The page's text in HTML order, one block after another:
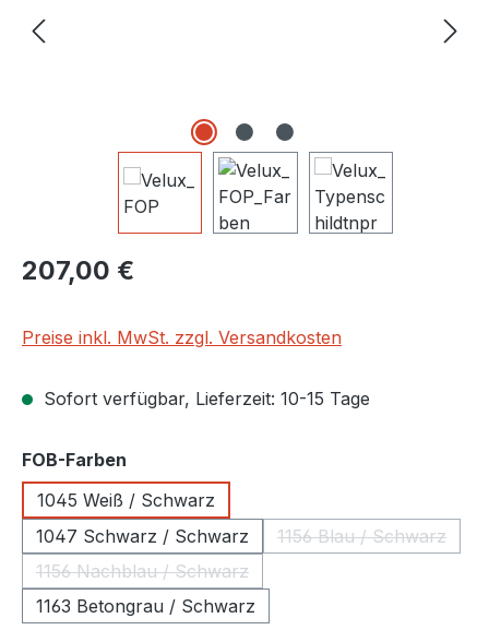
Regulärer Preis:
207,00 €
Preise inkl. MwSt. zzgl. Versandkosten
Sofort verfügbar, Lieferzeit: 10-15 Tage
FOB-Farben
1045 Weiß / Schwarz
1047 Schwarz / Schwarz
1156 Blau / Schwarz
(Diese Option ist
1156 Nachblau / Schwarz
(Diese Option ist zurzeit nicht verfügbar.)
1163 Betongrau / Schwarz